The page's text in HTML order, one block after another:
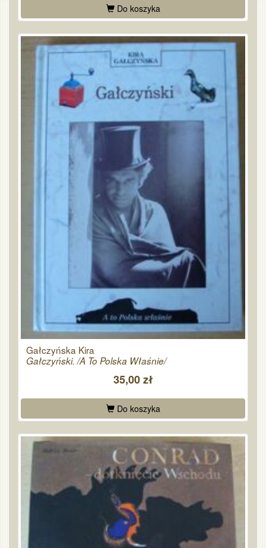
Do koszyka
Gałczyńska Kira
Gałczyński. /A To Polska Właśnie/
35,00 zł
Do koszyka